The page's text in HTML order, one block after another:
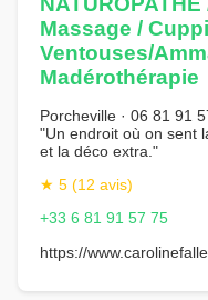
Massage /
Ventouses/
Madérothérapie
Porcheville · 06 81 91
"Un endroit où on sent
et la déco extra."
★ 5 (12 avis)
+33 6 81 91 57 75
https://